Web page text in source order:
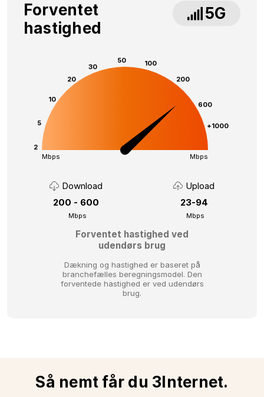
Forventet
hastighed
5G
2
5
10
20
30
50
100
200
600
+1000
Mbps Mbps
Download
200 - 600
Mbps
Upload
23-94
Mbps
Forventet hastighed ved
udendørs brug
Dækning og hastighed er baseret på
branchefælles beregningsmodel. Den
forventede hastighed er ved udendørs
brug.
Så nemt får du 3Internet.